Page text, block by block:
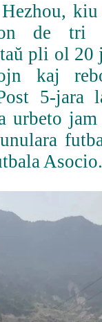
de tri
pli ol 20
kaj
5-jara
urbeto